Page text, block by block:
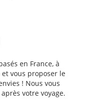
en France, à
vous proposer le
! Nous vous
votre voyage.